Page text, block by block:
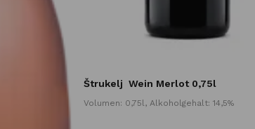
Štrukelj Wein Merlot 0,75l
Volumen: 0,75l, Alkoholgehalt: 14,5%